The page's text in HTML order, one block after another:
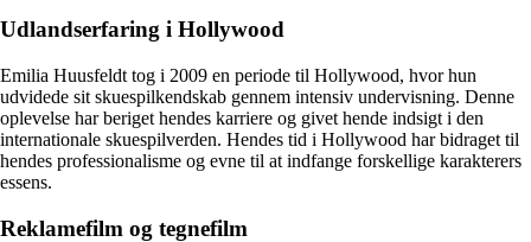
Udlandserfaring i Hollywood
Emilia Huusfeldt tog i 2009 en periode til Hollywood, hvor hun
udvidede sit skuespilkendskab gennem intensiv undervisning. Denne
oplevelse har beriget hendes karriere og givet hende indsigt i den
internationale skuespilverden. Hendes tid i Hollywood har bidraget til
hendes professionalisme og evne til at indfange forskellige karakterers
essens.
Reklamefilm og tegnefilm